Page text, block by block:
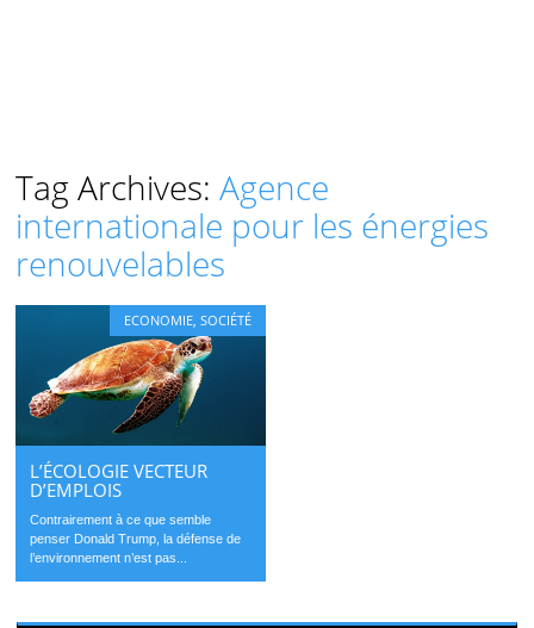
Tag Archives:Agence
internationale pour les énergies
renouvelables
ECONOMIE ,SOCIÉTÉ
L’ÉCOLOGIE VECTEUR
D’EMPLOIS
Contrairement à ce que semble
penser Donald Trump, la défense de
l’environnement n’est pas...